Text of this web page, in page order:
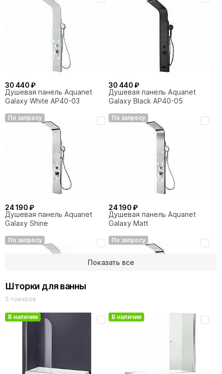
30 440 ₽
Душевая панель Aquanet
Galaxy White AP40-03
30 440 ₽
Душевая панель Aquanet
Galaxy Black AP40-05
По запросу
24 190 ₽
Душевая панель Aquanet
Galaxy Shine
По запросу
24 190 ₽
Душевая панель Aquanet
Galaxy Matt
По запросу По запросу
Душевая панель Aquanet
Galaxy Shine AP40-01
Показать все
Шторки для ванны
5 товаров
В наличии В наличии